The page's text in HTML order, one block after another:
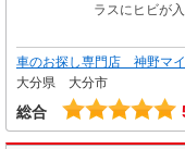
ラスにヒビが
車のお探し専門店 神野マ
大分県 大分市
総合